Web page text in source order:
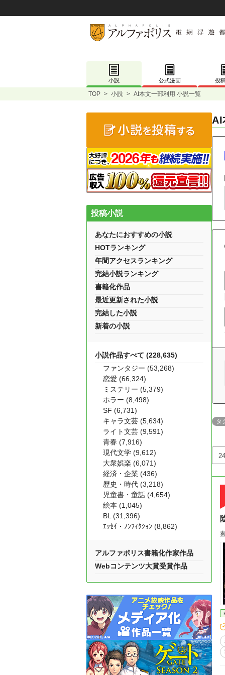
小説 公式漫画 投
TOP > 小説 > AI本文一部利用 小説一覧
AI
タ
投稿小説
あなたにおすすめの小説
HOTランキング
年間アクセスランキング
完結小説ランキング
書籍化作品
最近更新された小説
完結した小説
新着の小説
小説作品すべて (228,635)
ファンタジー (53,268)
恋愛 (66,324)
ミステリー (5,379)
ホラー (8,498)
SF (6,731)
キャラ文芸 (5,634)
ライト文芸 (9,591)
青春 (7,916)
現代文学 (9,612)
大衆娯楽 (6,071)
経済・企業 (436)
歴史・時代 (3,218)
児童書・童話 (4,654)
絵本 (1,045)
BL (31,396)
ｴｯｾｲ・ﾉﾝﾌｨｸｼｮﾝ (8,862)
アルファポリス書籍化作家作品
Webコンテンツ大賞受賞作品